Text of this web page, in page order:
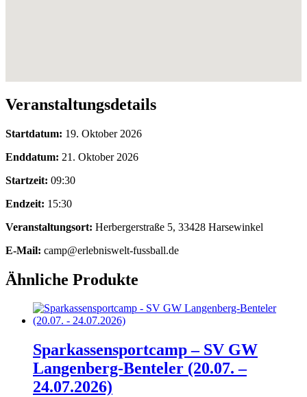
Veranstaltungsdetails
Startdatum: 19. Oktober 2026
Enddatum: 21. Oktober 2026
Startzeit: 09:30
Endzeit: 15:30
Veranstaltungsort: Herbergerstraße 5, 33428 Harsewinkel
E-Mail: camp@erlebniswelt-fussball.de
Ähnliche Produkte
Sparkassensportcamp – SV GW
Langenberg-Benteler (20.07. –
24.07.2026)